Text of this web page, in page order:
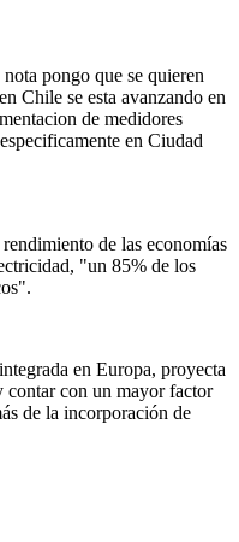
pongo que se quieren
Chile se esta avanzando en
de medidores
en Ciudad
de las economías
"un 85% de los
en Europa, proyecta
contar con un mayor factor
de la incorporación de